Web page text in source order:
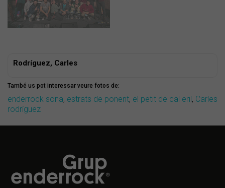
Rodríguez, Carles
També us pot interessar veure fotos de:
enderrock sona, estrats de ponent, el petit de cal eril , Carles
rodríguez